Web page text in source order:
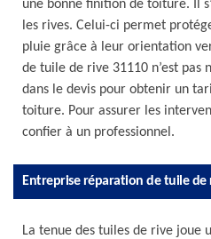
une bonne finition de toiture. Il
les rives. Celui-ci permet
pluie grâce à leur orientation
de tuile de rive 31110 n’est pas
dans le devis pour obtenir un
toiture. Pour assurer les
confier à un professionnel.
Entreprise réparation de tuile de
La tenue des tuiles de rive joue